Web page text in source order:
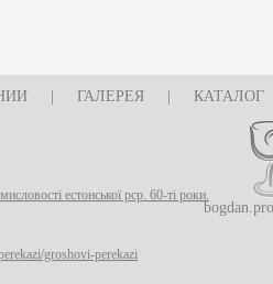
ГАЛЕРЕЯ КАТАЛОГ
естонської рср. 60-ті роки.
groshovi-perekazi